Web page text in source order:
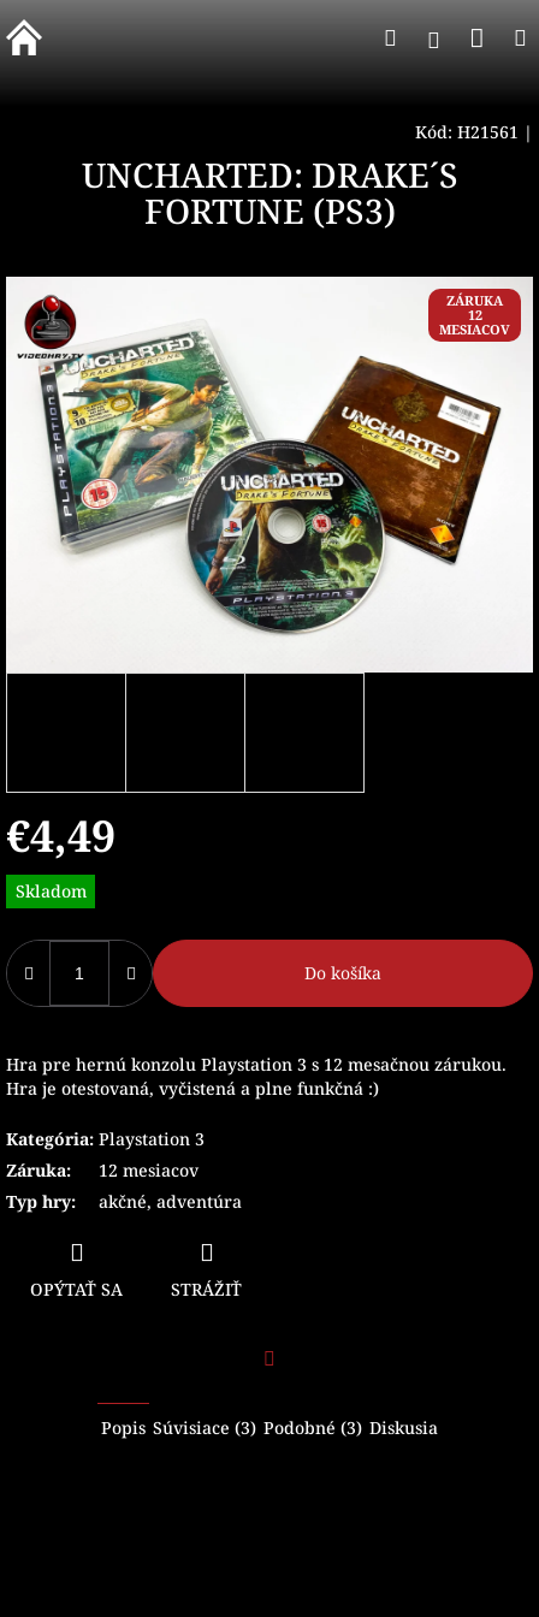
na
obsah
Hľadať
Kód: H21561 |
UNCHARTED: DRAKE´S
FORTUNE (PS3)
ZÁRUKA
12
MESIACOV
€4,49
Jednotková
cena:
Skladom
Do košíka
Hra pre hernú konzolu Playstation 3 s 12 mesačnou zárukou.
Hra je otestovaná, vyčistená a plne funkčná :)
Kategória: Playstation 3
Záruka:
12 mesiacov
Typ hry: akčné, adventúra
OPÝTAŤ SA STRÁŽIŤ
Popis Súvisiace (3) Podobné (3) Diskusia